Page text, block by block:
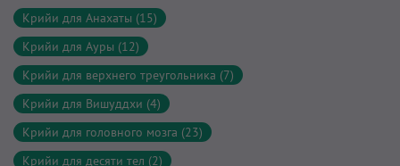
Крийи для Анахаты (15)
Крийи для Ауры (12)
Крийи для верхнего треугольника (7)
Крийи для Вишуддхи (4)
Крийи для головного мозга (23)
Крийи для десяти тел (2)